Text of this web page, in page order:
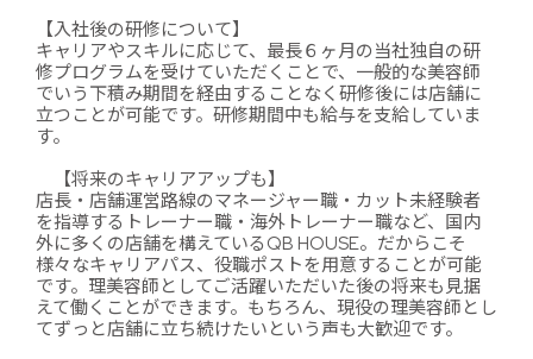
【入社後の研修について】
キャリアやスキルに応じて、最長６ヶ月の当社独自の研
修プログラムを受けていただくことで、一般的な美容師
でいう下積み期間を経由することなく研修後には店舗に
立つことが可能です。研修期間中も給与を支給していま
す。
【将来のキャリアアップも】
店長・店舗運営路線のマネージャー職・カット未経験者
を指導するトレーナー職・海外トレーナー職など、国内
外に多くの店舗を構えているQB HOUSE。だからこそ
様々なキャリアパス、役職ポストを用意することが可能
です。理美容師としてご活躍いただいた後の将来も見据
えて働くことができます。もちろん、現役の理美容師とし
てずっと店舗に立ち続けたいという声も大歓迎です。